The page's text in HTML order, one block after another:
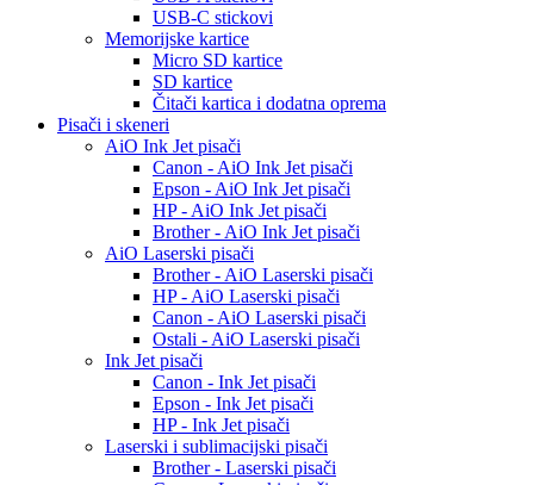
USB-C stickovi
Memorijske kartice
Micro SD kartice
SD kartice
Čitači kartica i dodatna oprema
Pisači i skeneri
AiO Ink Jet pisači
Canon - AiO Ink Jet pisači
Epson - AiO Ink Jet pisači
HP - AiO Ink Jet pisači
Brother - AiO Ink Jet pisači
AiO Laserski pisači
Brother - AiO Laserski pisači
HP - AiO Laserski pisači
Canon - AiO Laserski pisači
Ostali - AiO Laserski pisači
Ink Jet pisači
Canon - Ink Jet pisači
Epson - Ink Jet pisači
HP - Ink Jet pisači
Laserski i sublimacijski pisači
Brother - Laserski pisači